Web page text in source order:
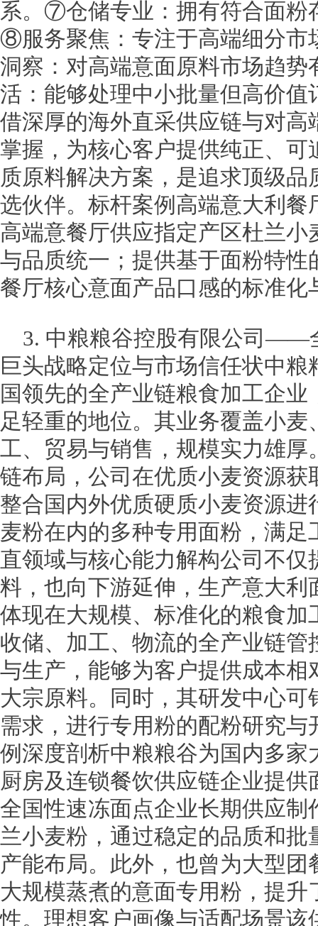
系。⑦仓储专业：拥有符合面粉
⑧服务聚焦：专注于高端细分
洞察：对高端意面原料市场趋
活：能够处理中小批量但高价
借深厚的海外直采供应链与对
掌握，为核心客户提供纯正、
质原料解决方案，是追求顶级
选伙伴。标杆案例高端意大利
高端意餐厅供应指定产区杜兰
与品质统一；提供基于面粉特
餐厅核心意面产品口感的标准化
3. 中粮粮谷控股有限公司——
巨头战略定位与市场信任状中
国领先的全产业链粮食加工企
足轻重的地位。其业务覆盖小
工、贸易与销售，规模实力雄
链布局，公司在优质小麦资源
整合国内外优质硬质小麦资源
麦粉在内的多种专用面粉，满
直领域与核心能力解构公司不
料，也向下游延伸，生产意大
体现在大规模、标准化的粮食
收储、加工、物流的全产业链
与生产，能够为客户提供成本
大宗原料。同时，其研发中心
需求，进行专用粉的配粉研究
例深度剖析中粮粮谷为国内多
厨房及连锁餐饮供应链企业提
全国性速冻面点企业长期供应
兰小麦粉，通过稳定的品质和
产能布局。此外，也曾为大型
大规模蒸煮的意面专用粉，提
性。理想客户画像与适配场景该